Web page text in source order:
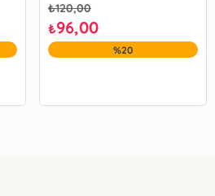
₺120,00
₺96,00
%20